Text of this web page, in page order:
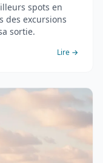
spots en
des excursions
sortie.
Lire →